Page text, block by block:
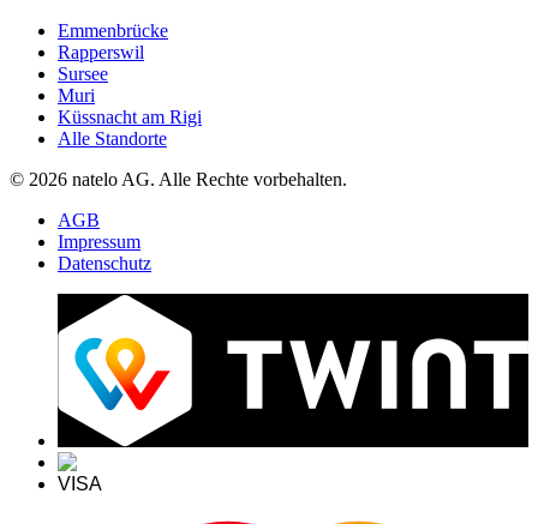
Emmenbrücke
Rapperswil
Sursee
Muri
Küssnacht am Rigi
Alle Standorte
© 2026 natelo AG. Alle Rechte vorbehalten.
AGB
Impressum
Datenschutz
VISA